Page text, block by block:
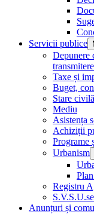
Servicii publice
Depunere
Taxe și
Buget,
Stare civilă
Mediu
Asistența
Achiziții
Programe
Urbanism
Registru
S.V.S.U.
Anunțuri și